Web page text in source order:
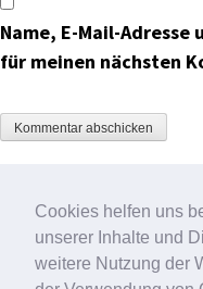
Cookies helfen uns
unserer Inhalte und
weitere Nutzung der
Name, E-Mail-
für meinen nächsten
KONTAKT|